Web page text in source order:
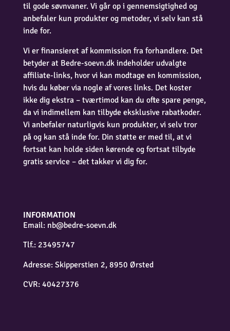
til gode søvnvaner. Vi går op i gennemsigtighed og
anbefaler kun produkter og metoder, vi selv kan stå
inde for.
Vi er finansieret af kommission fra forhandlere. Det
betyder at Bedre-soevn.dk indeholder udvalgte
affiliate-links, hvor vi kan modtage en kommission,
hvis du køber via nogle af vores links. Det koster
ikke dig ekstra – tværtimod kan du ofte spare penge,
da vi indimellem kan tilbyde eksklusive rabatkoder.
Vi anbefaler naturligvis kun produkter, vi selv tror
på og kan stå inde for. Din støtte er med til, at vi
fortsat kan holde siden kørende og fortsat tilbyde
gratis service – det takker vi dig for.
INFORMATION
Email: nb@bedre-soevn.dk
Tlf.: 23495747
Adresse: Skipperstien 2, 8950 Ørsted
CVR: 40427376